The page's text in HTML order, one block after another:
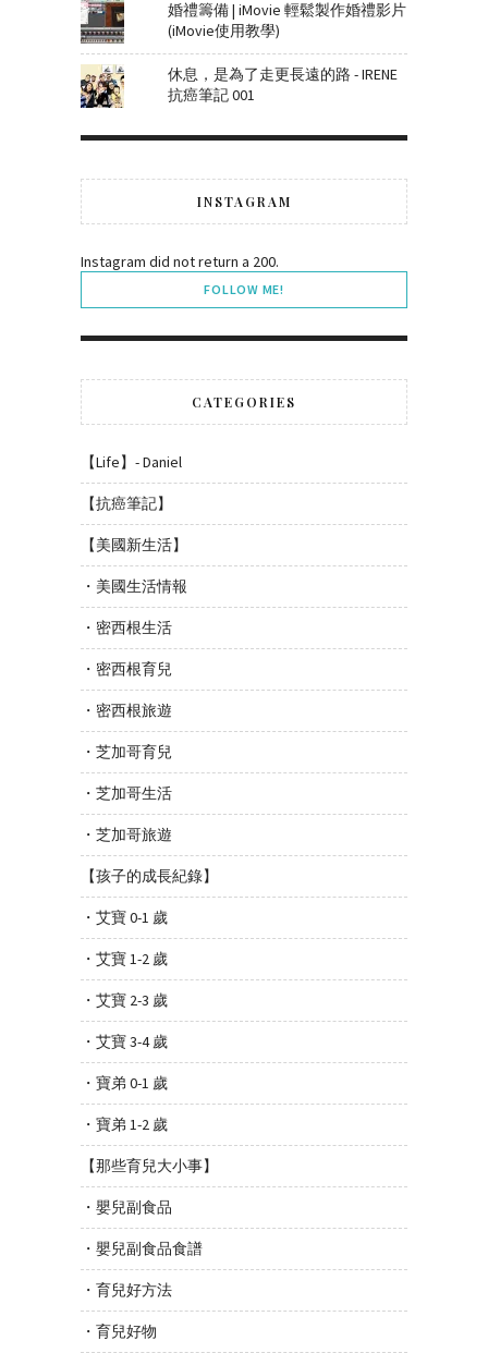
婚禮籌備 | iMovie 輕鬆製作婚禮影片
(iMovie使用教學)
休息，是為了走更長遠的路 - IRENE
抗癌筆記 001
INSTAGRAM
Instagram did not return a 200.
FOLLOW ME!
CATEGORIES
【Life】- Daniel
【抗癌筆記】
【美國新生活】
・美國生活情報
・密西根生活
・密西根育兒
・密西根旅遊
・芝加哥育兒
・芝加哥生活
・芝加哥旅遊
【孩子的成長紀錄】
・艾寶 0-1 歲
・艾寶 1-2 歲
・艾寶 2-3 歲
・艾寶 3-4 歲
・寶弟 0-1 歲
・寶弟 1-2 歲
【那些育兒大小事】
・嬰兒副食品
・嬰兒副食品食譜
・育兒好方法
・育兒好物